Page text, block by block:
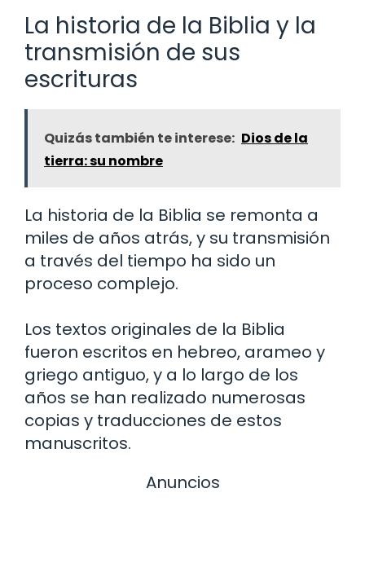
La historia de la Biblia y la
transmisión de sus
escrituras
Quizás también te interese: Dios de la
tierra: su nombre
La historia de la Biblia se remonta a
miles de años atrás, y su transmisión
a través del tiempo ha sido un
proceso complejo.
Los textos originales de la Biblia
fueron escritos en hebreo, arameo y
griego antiguo, y a lo largo de los
años se han realizado numerosas
copias y traducciones de estos
manuscritos.
Anuncios